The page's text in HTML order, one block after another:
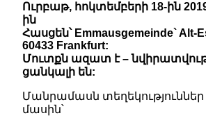
Ուրբաթ, հոկտեմբերի 18-ին
ին
Հասցեն՝ Emmausgemeinde` Alt-
60433 Frankfurt:
Մուտքն ազատ է –
ցանկալի են:
Մանրամասն տեղեկություններ
մասին՝